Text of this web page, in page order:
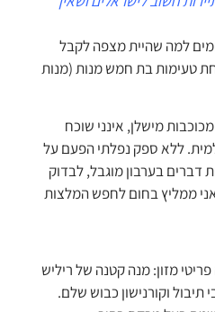
למה שהיית מצפה לקבל
טעימות בת חמש מנות (מנות
מישלן, אינני שוכח
ללא ספק נפלתי הפעם על
בערבון מוגבל, לבדוק
ממליץ בחום לחפש המלצות